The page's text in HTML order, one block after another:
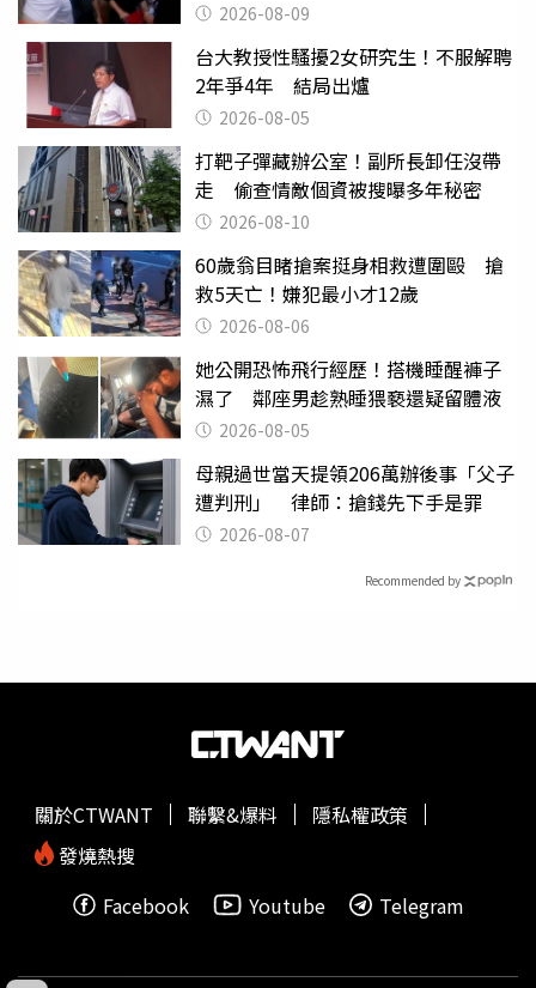
2026-08-09
台大教授性騷擾2女研究生！不服解聘
2年爭4年 結局出爐
2026-08-05
打靶子彈藏辦公室！副所長卸任沒帶
走 偷查情敵個資被搜曝多年秘密
2026-08-10
60歲翁目睹搶案挺身相救遭圍毆 搶
救5天亡！嫌犯最小才12歲
2026-08-06
她公開恐怖飛行經歷！搭機睡醒褲子
濕了 鄰座男趁熟睡猥褻還疑留體液
2026-08-05
母親過世當天提領206萬辦後事「父子
遭判刑」 律師：搶錢先下手是罪
2026-08-07
Recommended by
關於CTWANT 聯繫&爆料
隱私權政策
發燒熱搜
Facebook
Youtube Telegram